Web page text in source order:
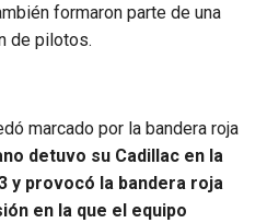
formaron parte de una
de pilotos.
marcado por la bandera roja
detuvo su Cadillac en la
y provocó la bandera roja
en la que el equipo